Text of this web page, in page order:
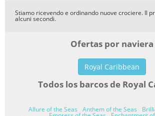
Stiamo ricevendo e ordinando nuove crociere. Il
alcuni secondi.
Ofertas por naviera
Royal Caribbean
Todos los barcos de Royal
Allure of the Seas Anthem of the Seas